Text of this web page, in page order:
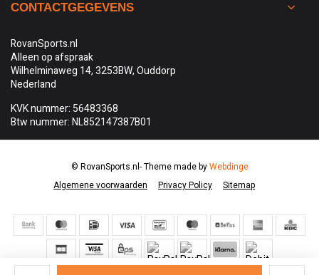
CONTACTGEGEVENS
RovanSports.nl
Alleen op afspraak
Wilhelminaweg 14, 3253BW, Ouddorp
Nederland
KVK nummer: 56483368
Btw nummer: NL852147387B01
Algemene voorwaarden Privacy Policy Sitemap
© RovanSports.nl- Theme made byWebdinge